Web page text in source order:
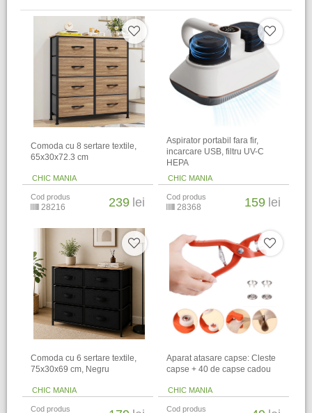
Comoda cu 8 sertare textile,
65x30x72.3 cm
CHIC MANIA
Cod produs
28216 239 lei
Aspirator portabil fara fir,
incarcare USB, filtru UV-C
HEPA
CHIC MANIA
Cod produs
28368 159 lei
Comoda cu 6 sertare textile,
75x30x69 cm, Negru
CHIC MANIA
Cod produs
Aparat atasare capse: Cleste
capse + 40 de capse cadou
CHIC MANIA
Cod produs